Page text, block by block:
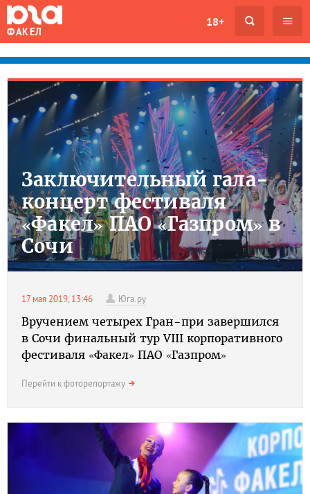
ФАКЕЛ
18+
Заключительный гала-
концерт фестиваля
«Факел» ПАО «Газпром» в
Сочи
17 мая 2019, 13:46 Юга.ру
Вручением четырех Гран-при завершился
в Сочи финальный тур VIII корпоративного
фестиваля «Факел» ПАО «Газпром»
Перейти к фоторепортажу